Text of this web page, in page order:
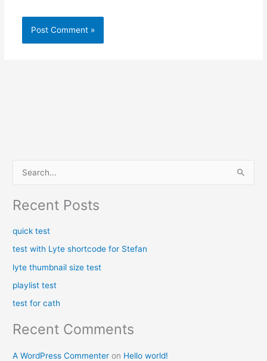
a
f
o
r
Recent Posts
quick test
test with Lyte shortcode for Stefan
lyte thumbnail size test
playlist test
test for cath
Recent Comments
A WordPress Commenter on Hello world!